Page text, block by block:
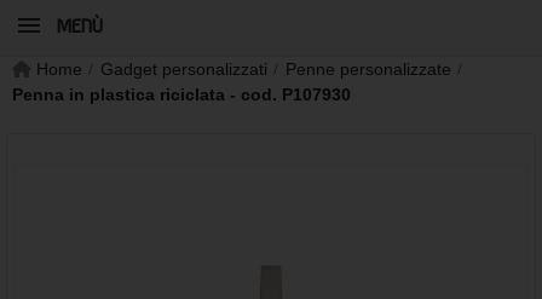
MENÙ
Home Gadget personalizzati
Penne personalizzate
Penna in plastica riciclata - cod. P107930